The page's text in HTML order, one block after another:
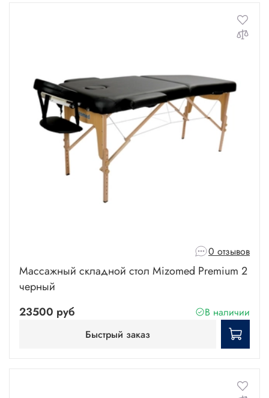
0 отзывов
Массажный складной стол Mizomed Premium 2
черный
23500 руб
В наличии
Быстрый заказ